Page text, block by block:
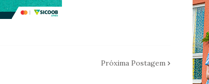
Próxima Postagem